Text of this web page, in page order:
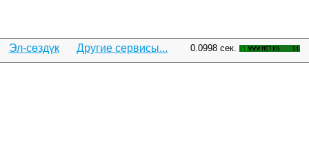
Эл-сөздүк Другие сервисы... 0.0998 сек.